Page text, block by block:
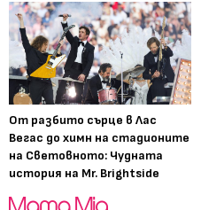
От разбито сърце в Лас
Вегас до химн на стадионите
на Световното: Чудната
история на Mr. Brightside